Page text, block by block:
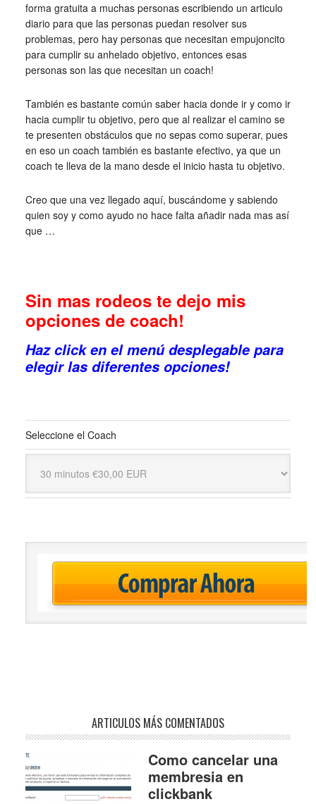
forma gratuita a muchas personas escribiendo un articulo
diario para que las personas puedan resolver sus
problemas, pero hay personas que necesitan empujoncito
para cumplir su anhelado objetivo, entonces esas
personas son las que necesitan un coach!
También es bastante común saber hacia donde ir y como ir
hacia cumplir tu objetivo, pero que al realizar el camino se
te presenten obstáculos que no sepas como superar, pues
en eso un coach también es bastante efectivo, ya que un
coach te lleva de la mano desde el inicio hasta tu objetivo.
Creo que una vez llegado aquí, buscándome y sabiendo
quien soy y como ayudo no hace falta añadir nada mas así
que …
Sin mas rodeos te dejo mis
opciones de coach!
Haz click en el menú desplegable para
elegir las diferentes opciones!
Seleccione el Coach
ARTICULOS MÁS COMENTADOS
Como cancelar una
membresia en
clickbank